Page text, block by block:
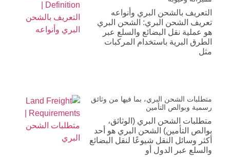
التعريف بالشحن البري وأنواعه
تعريف الشحن البري: الشحن البري
هو عملية نقل البضائع والسلع عبر
الطرق البرية باستخدام المركبات
مثل
متطلبات الشحن البري، بما فيها من وثائق
رسمية وبوالص التأمين
متطلبات الشحن البري (الوثائق،
بوالص التأمين) الشحن البري هو أحد
أكثر وسائل النقل شيوعًا لنقل البضائع
والسلع عبر الدول أو